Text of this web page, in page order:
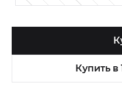
Купить в